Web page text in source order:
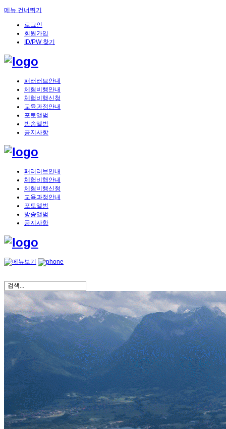
메뉴 건너뛰기
로그인
회원가입
ID/PW 찾기
패러러브안내
체험비행안내
체험비행신청
교육과정안내
포토앨범
방송앨범
공지사항
패러러브안내
체험비행안내
체험비행신청
교육과정안내
포토앨범
방송앨범
공지사항